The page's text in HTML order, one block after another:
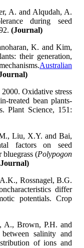
A. and Alqudah, A.
during seed
(Journal)
K. and Kim,
their generation,
Australian
Oxidative stress
treated bean plants-
Plant Science, 151:
Liu, X.Y. and Bai,
factors on seed
bluegrass (Polypogon
Rossnagel, B.G.
differ
potentials. Crop
Brown, P.H. and
salinity and
of ions and